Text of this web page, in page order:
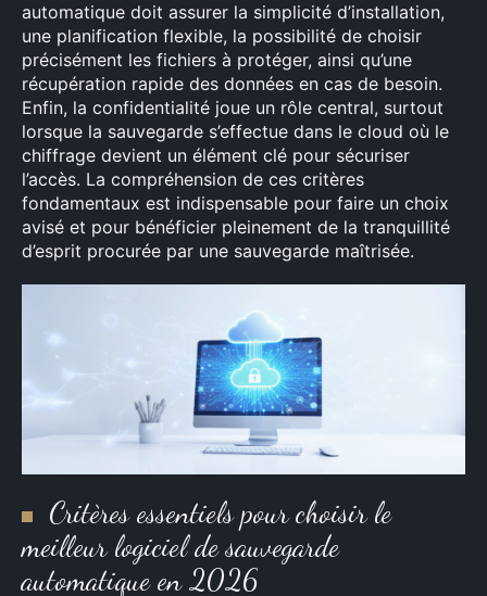
automatique doit assurer la simplicité d’installation,
une planification flexible, la possibilité de choisir
précisément les fichiers à protéger, ainsi qu’une
récupération rapide des données en cas de besoin.
Enfin, la confidentialité joue un rôle central, surtout
lorsque la sauvegarde s’effectue dans le cloud où le
chiffrage devient un élément clé pour sécuriser
l’accès. La compréhension de ces critères
fondamentaux est indispensable pour faire un choix
avisé et pour bénéficier pleinement de la tranquillité
d’esprit procurée par une sauvegarde maîtrisée.
Critères essentiels pour choisir le
meilleur logiciel de sauvegarde
automatique en 2026